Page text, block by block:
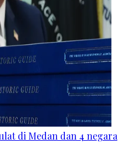
di Medan dan 4 negara